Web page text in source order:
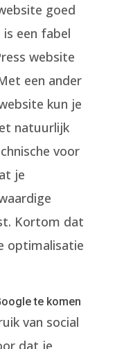
goed
een fabel
website
een ander
kun je
natuurlijk
voor
je
Kortom dat
optimalisatie
te komen
van social
dat je